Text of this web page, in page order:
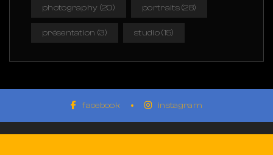
photography (20) portraits(28)
présentation (3) studio(15)
facebook instagram